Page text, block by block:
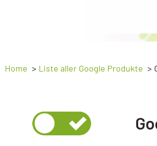
My Business
GA4 Kompakt
GEO – SEO für KI
Home Liste aller Google Produkte